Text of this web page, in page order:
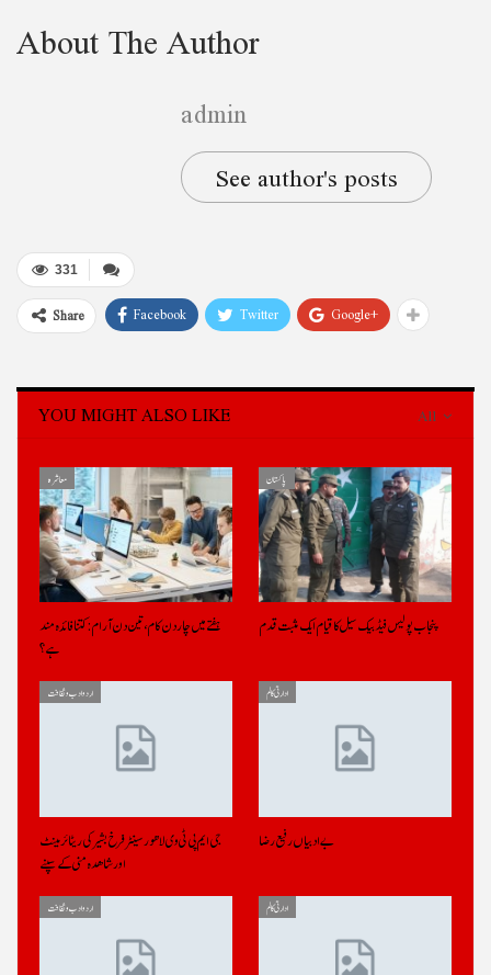
About The Author
admin
See author's posts
331
Share Facebook Twitter Google+
All
YOU MIGHT ALSO LIKE
معاشرہ
ہفتے میں چار دن کام، تین دن آرام: کتنا فائدہ مند
ہے؟
پاکستان
پنجاب پولیس فیڈ بیک سیل کا قیام ایک مثبت قدم
اردو ادب و ثقافت
جی ایم پی ٹی وی لاھور سینٹر فرخ بشیر کی ریٹائر مینٹ
اور شاھدہ منی کے سپنے
ادارتی کالم
بے ادبیاں رفیع رضا
اردو ادب و ثقافت ادارتی کالم